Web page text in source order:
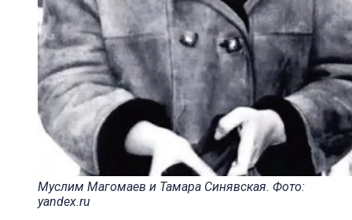
Муслим Магомаев и Тамара Синявская. Фото:
yandex.ru